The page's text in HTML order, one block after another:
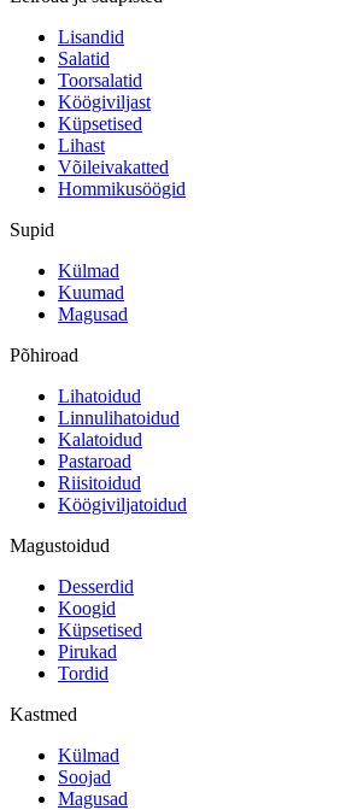
Lisandid
Salatid
Toorsalatid
Köögiviljast
Küpsetised
Lihast
Võileivakatted
Hommikusöögid
Supid
Külmad
Kuumad
Magusad
Põhiroad
Lihatoidud
Linnulihatoidud
Kalatoidud
Pastaroad
Riisitoidud
Köögiviljatoidud
Magustoidud
Desserdid
Koogid
Küpsetised
Pirukad
Tordid
Kastmed
Külmad
Soojad
Magusad